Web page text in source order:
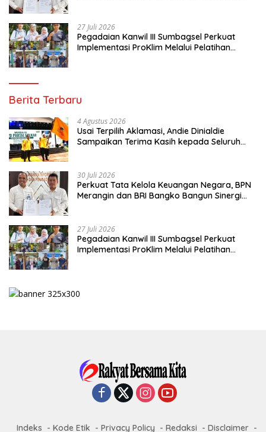
27 Juli 2026
Pegadaian Kanwil III Sumbagsel Perkuat
Implementasi ProKlim Melalui Pelatihan
Berita Terbaru
4 Agustus 2026
Usai Terpilih Aklamasi, Andie Dinialdie
Sampaikan Terima Kasih kepada Seluruh
30 Juli 2026
Perkuat Tata Kelola Keuangan Negara, BPN
Merangin dan BRI Bangko Bangun Sinergi
27 Juli 2026
Pegadaian Kanwil III Sumbagsel Perkuat
Implementasi ProKlim Melalui Pelatihan
Indeks Kode Etik Privacy Policy Redaksi Disclaimer